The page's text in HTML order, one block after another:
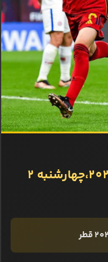
نتایج بازی‌ های جام جهانی 2022،چهارشنبه 2